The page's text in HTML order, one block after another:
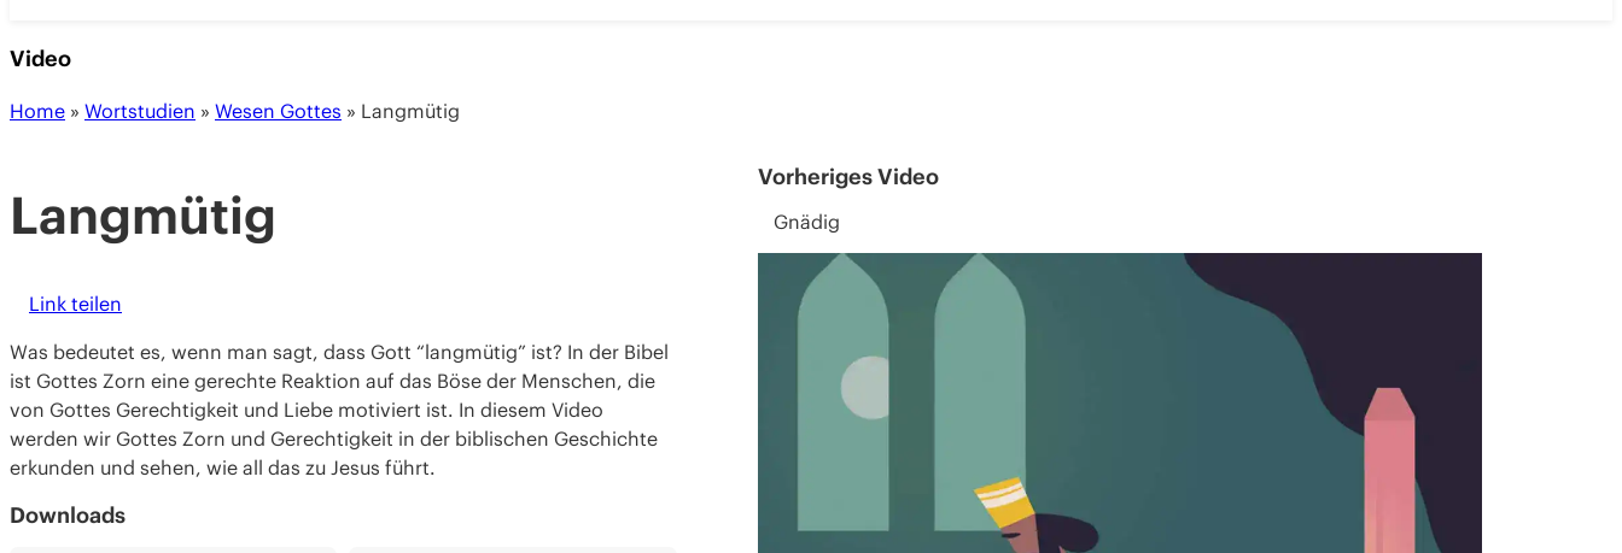
Video
Home » Wortstudien » Wesen Gottes » Langmütig
Langmütig
Link teilen
Was bedeutet es, wenn man sagt, dass Gott “langmütig” ist? In der Bibel
ist Gottes Zorn eine gerechte Reaktion auf das Böse der Menschen, die
von Gottes Gerechtigkeit und Liebe motiviert ist. In diesem Video
werden wir Gottes Zorn und Gerechtigkeit in der biblischen Geschichte
erkunden und sehen, wie all das zu Jesus führt.
Downloads
Vorheriges Video
Gnädig